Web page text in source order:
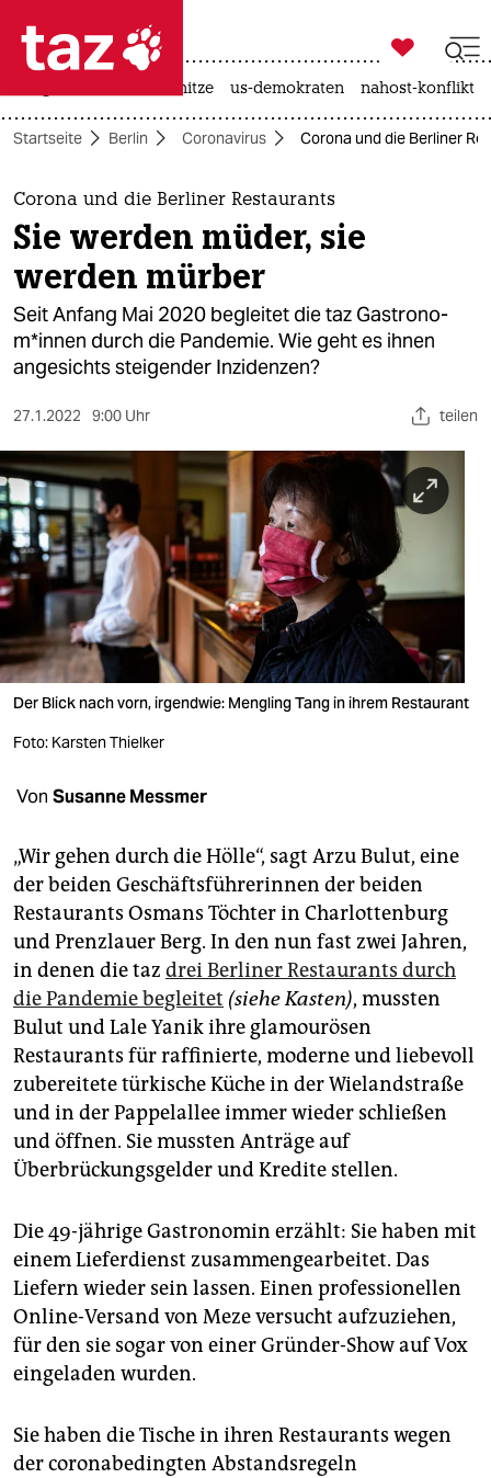
 taz zahl ich
taz zahl ich
themen
politik
öko
gesellschaft
sport
berlin
nord
wahrheit
verlag
verlag
unterstützen
abo
genossenschaft
epaper login

taz zahl ich
hitze us-demokraten nahost-konflikt
Startseite Berlin Coronavirus Corona und die Berliner
Corona und die Berliner Restaurants
Sie werden müder, sie
werden mürber
Seit Anfang Mai 2020 begleitet die taz Gas­tro­no­
m*in­nen durch die Pandemie. Wie geht es ihnen
angesichts steigender Inzidenzen?
27.1.2022 9:00 Uhr teilen
Der Blick nach vorn, irgendwie: Mengling Tang in ihrem Restaurant
Foto: Karsten Thielker
Von Susanne Messmer
„Wir gehen durch die Hölle“, sagt Arzu Bulut, eine
der beiden Geschäftsführerinnen der beiden
Restaurants Osmans Töchter in Charlottenburg
und Prenzlauer Berg. In den nun fast zwei Jahren,
in denen die taz drei Berliner Restaurants durch
die Pandemie begleitet (siehe Kasten), mussten
Bulut und Lale Yanik ihre glamourösen
Restaurants für raffinierte, moderne und liebevoll
zubereitete türkische Küche in der Wielandstraße
und in der Pappelallee immer wieder schließen
und öffnen. Sie mussten Anträge auf
Überbrückungsgelder und Kredite stellen.
Die 49-jährige Gastronomin erzählt: Sie haben mit
einem Lieferdienst zusammengearbeitet. Das
Liefern wieder sein lassen. Einen professionellen
Online-Versand von Meze versucht aufzuziehen,
für den sie sogar von einer Gründer-Show auf Vox
eingeladen wurden.
Sie haben die Tische in ihren Restaurants wegen
der coronabedingten Abstandsregeln